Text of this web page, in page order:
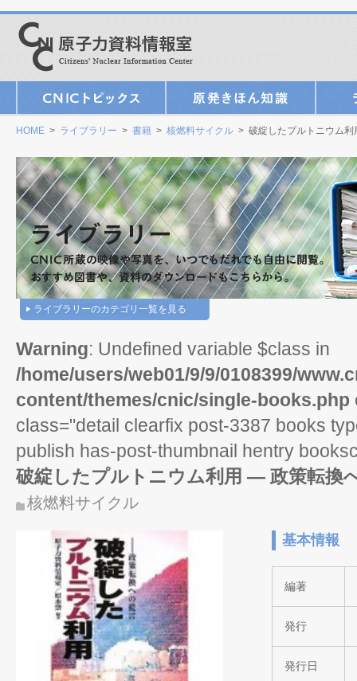
HOME > ライブラリー > 書籍 > 核燃料サイクル > 破綻したプルトニウム
ライブラリーのカテゴリ一覧を見る
Warning: Undefined variable $class in
/home/users/web01/9/9/0108399/
content/themes/cnic/single-books.php
class="detail clearfix post-3387 books
publish has-post-thumbnail hentry
破綻したプルトニウム利用 ― 政策転換
核燃料サイクル
基本情報
編著
発行
発行日